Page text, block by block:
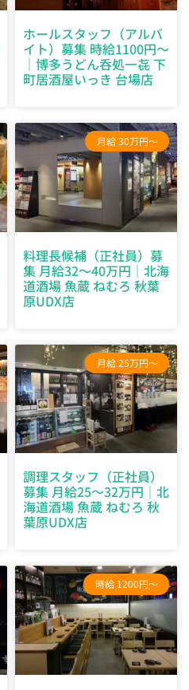
ホールスタッフ（アルバ
イト）募集 時給1100円～
｜博多うどん呑処一㐂 下
町居酒屋いっき 台場店
月給 30万円～
料理長候補（正社員）募
集 月給32～40万円｜北海
道酒場 魚蔵 ねむろ 秋葉
原UDX店
月給 25万円～
調理スタッフ（正社員）
募集 月給25～32万円｜北
海道酒場 魚蔵 ねむろ 秋
葉原UDX店
時給 1200円～